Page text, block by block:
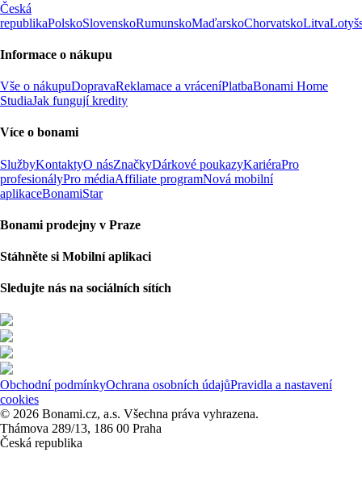
Česká
republikaPolskoSlovenskoRumunskoMaďarskoChorvatskoLitva
Informace o nákupu
Vše o nákupuDopravaReklamace a vráceníPlatbaBonami Home
StudiaJak fungují kredity
Více o bonami
SlužbyKontaktyO násZnačkyDárkové poukazyKariéraPro
profesionályPro médiaAffiliate programNová mobilní
aplikaceBonamiStar
Bonami prodejny v Praze
Stáhněte si Mobilní aplikaci
Sledujte nás na sociálních sítích
Obchodní podmínkyOchrana osobních údajůPravidla a nastavení
cookies
© 2026 Bonami.cz, a.s. Všechna práva vyhrazena.
Thámova 289/13, 186 00 Praha
Česká republika